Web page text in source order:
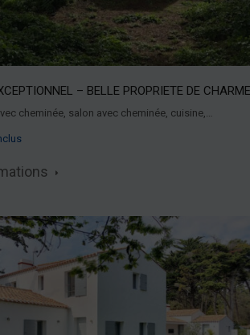
– BELLE PROPRIETE DE CHARME
cheminée, salon avec cheminée, cuisine,…